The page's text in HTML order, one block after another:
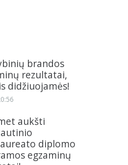
brandos
rezultatai,
didžiuojamės!
aukšti
diplomo
egzaminų